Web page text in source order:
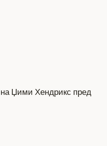
на Џими Хендрикс пред